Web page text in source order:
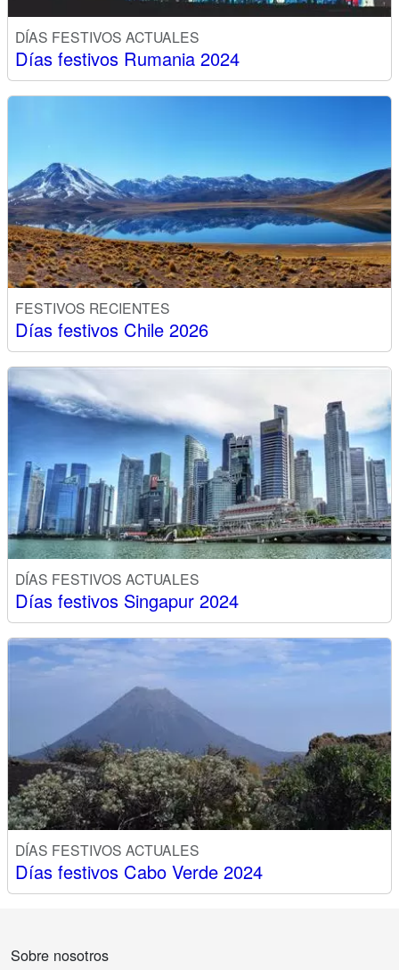
DÍAS FESTIVOS ACTUALES
Días festivos Rumania 2024
FESTIVOS RECIENTES
Días festivos Chile 2026
DÍAS FESTIVOS ACTUALES
Días festivos Singapur 2024
DÍAS FESTIVOS ACTUALES
Días festivos Cabo Verde 2024
Sobre nosotros